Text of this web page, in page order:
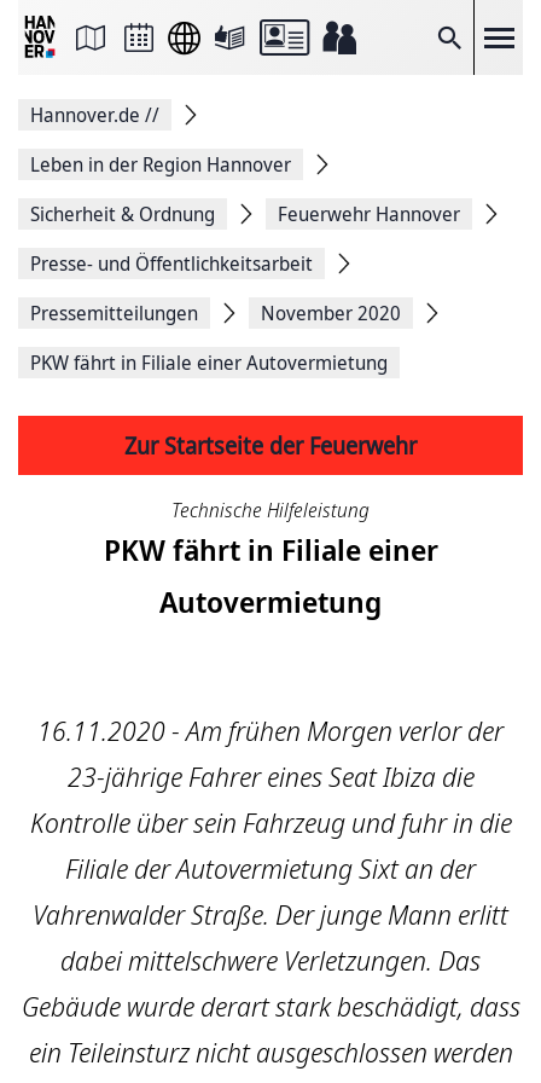
Suche
Seite
Facebook
teilen
Seitenlink
Seite
Hannover.de //
Leben in der Region Hannover
Sicherheit & Ordnung
Feuerwehr Hannover
Presse- und Öffentlichkeitsarbeit
Pressemitteilungen
November 2020
PKW fährt in Filiale einer Autovermietung
Zur Startseite der Feuerwehr
Technische Hilfeleistung
PKW fährt in Filiale einer
Autovermietung
16.11.2020 - Am frühen Morgen verlor der
23-jährige Fahrer eines Seat Ibiza die
Kontrolle über sein Fahrzeug und fuhr in die
Filiale der Autovermietung Sixt an der
Vahrenwalder Straße. Der junge Mann erlitt
dabei mittelschwere Verletzungen. Das
Gebäude wurde derart stark beschädigt, dass
ein Teileinsturz nicht ausgeschlossen werden